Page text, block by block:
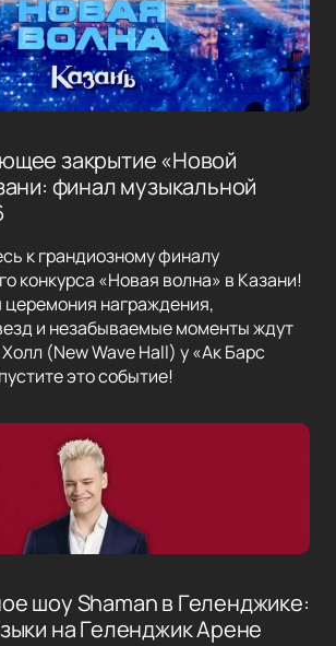
закрытие «Новой
финал музыкальной
к грандиозному финалу
конкурса «Новая волна» в Казани!
награждения,
и незабываемые моменты ждут
(New Wave Hall) у «Ак Барс
это событие!
шоу Shaman в Геленджике:
на Геленджик Арене